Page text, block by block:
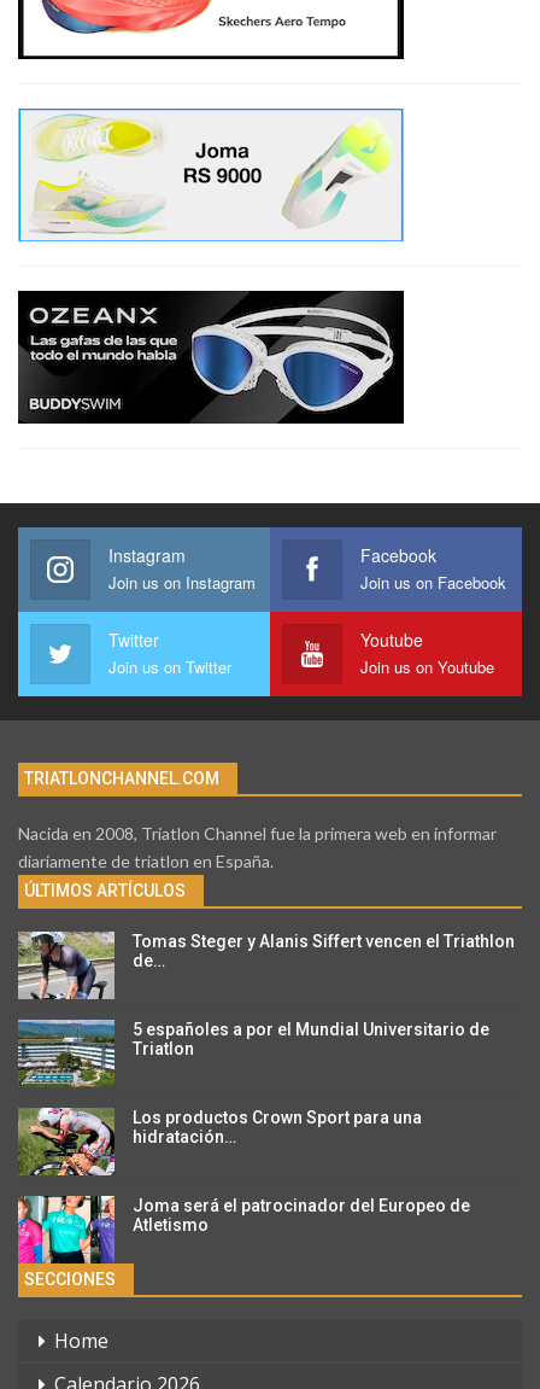
Instagram
Join us on Instagram
Facebook
Join us on Facebook
Twitter
Join us on Twitter
Youtube
Join us on Youtube
TRIATLONCHANNEL.COM
Nacida en 2008, Triatlon Channel fue la primera web en informar
diariamente de triatlon en España.
ÚLTIMOS ARTÍCULOS
Tomas Steger y Alanis Siffert vencen el Triathlon
de…
5 españoles a por el Mundial Universitario de
Triatlon
Los productos Crown Sport para una
hidratación…
Joma será el patrocinador del Europeo de
Atletismo
SECCIONES
Home
Calendario 2026